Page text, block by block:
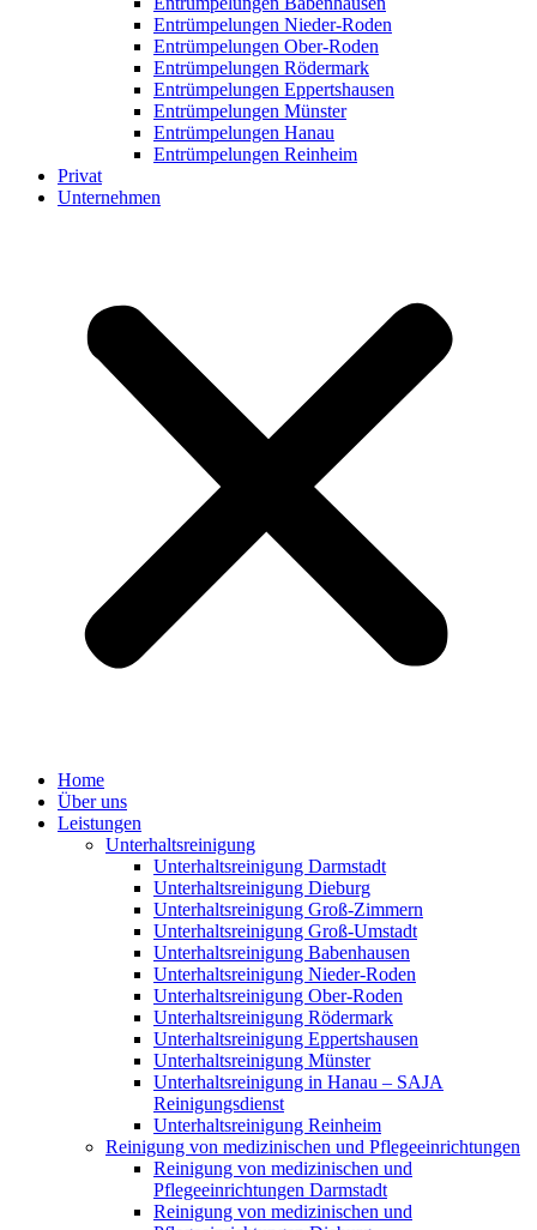
Entrümpelungen Nieder-Roden
Entrümpelungen Ober-Roden
Entrümpelungen Rödermark
Entrümpelungen Eppertshausen
Entrümpelungen Münster
Entrümpelungen Hanau
Entrümpelungen Reinheim
Privat
Unternehmen
Home
Über uns
Leistungen
Unterhaltsreinigung
Unterhaltsreinigung Darmstadt
Unterhaltsreinigung Dieburg
Unterhaltsreinigung Groß-Zimmern
Unterhaltsreinigung Groß-Umstadt
Unterhaltsreinigung Babenhausen
Unterhaltsreinigung Nieder-Roden
Unterhaltsreinigung Ober-Roden
Unterhaltsreinigung Rödermark
Unterhaltsreinigung Eppertshausen
Unterhaltsreinigung Münster
Unterhaltsreinigung in Hanau – SAJA
Reinigungsdienst
Unterhaltsreinigung Reinheim
Reinigung von medizinischen und Pflegeeinrichtungen
Reinigung von medizinischen und
Pflegeeinrichtungen Darmstadt
Reinigung von medizinischen und